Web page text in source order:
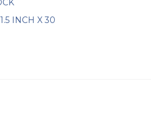
INCH X 30